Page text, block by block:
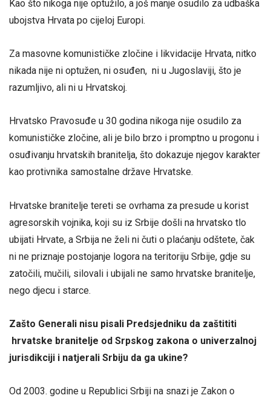
Kao što nikoga nije optužilo, a još manje osudilo za udbaška
ubojstva Hrvata po cijeloj Europi.
Za masovne komunističke zločine i likvidacije Hrvata, nitko
nikada nije ni optužen, ni osuđen, ni u Jugoslaviji, što je
razumljivo, ali ni u Hrvatskoj.
Hrvatsko Pravosuđe u 30 godina nikoga nije osudilo za
komunističke zločine, ali je bilo brzo i promptno u progonu i
osuđivanju hrvatskih branitelja, što dokazuje njegov karakter
kao protivnika samostalne države Hrvatske.
Hrvatske branitelje tereti se ovrhama za presude u korist
agresorskih vojnika, koji su iz Srbije došli na hrvatsko tlo
ubijati Hrvate, a Srbija ne želi ni čuti o plaćanju odštete, čak
ni ne priznaje postojanje logora na teritoriju Srbije, gdje su
zatočili, mučili, silovali i ubijali ne samo hrvatske branitelje,
nego djecu i starce.
Zašto Generali nisu pisali Predsjedniku da zaštititi
hrvatske branitelje od Srpskog zakona o univerzalnoj
jurisdikciji i natjerali Srbiju da ga ukine?
Od 2003. godine u Republici Srbiji na snazi je Zakon o